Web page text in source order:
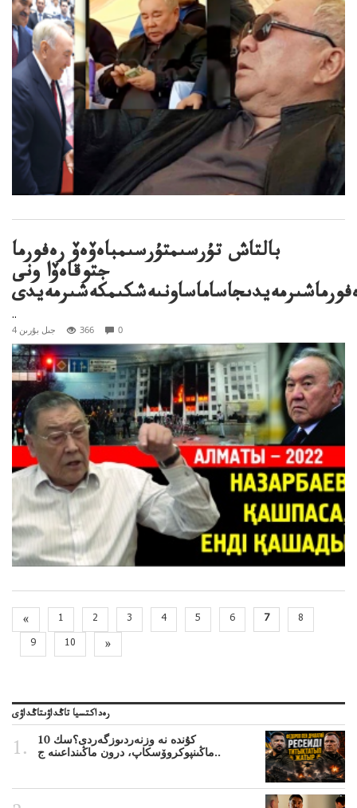
بالتاش تۇرسىمتۇرسىمباەۆەۆ رەفورما
جتوقاەۆا ونى
..
4 جىل بۇرىن 366 0
« 1 2 3 4 5 6 7
8
9
10 »
رەداكتسيا تاڭداۋىتاڭداۋى
10 كۇندە نە وزنەردىوزگەردى؟سك
ماڭىنپوكروۆسكاپ، درون ماڭىنداعىنە ج..